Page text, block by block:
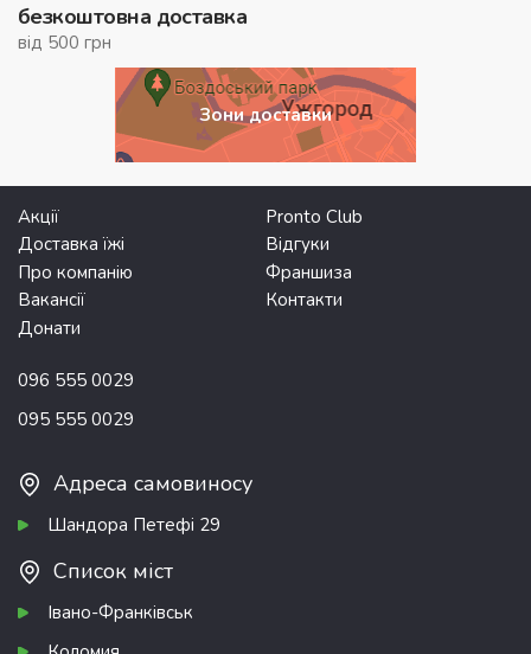
безкоштовна доставка
від 500 грн
Зони доставки
Акції
Pronto Club
Доставка їжі
Відгуки
Про компанію
Франшиза
Вакансії
Контакти
Донати
096 555 0029
095 555 0029
Адреса самовиносу
Шандора Петефі 29
Список міст
Івано-Франківськ